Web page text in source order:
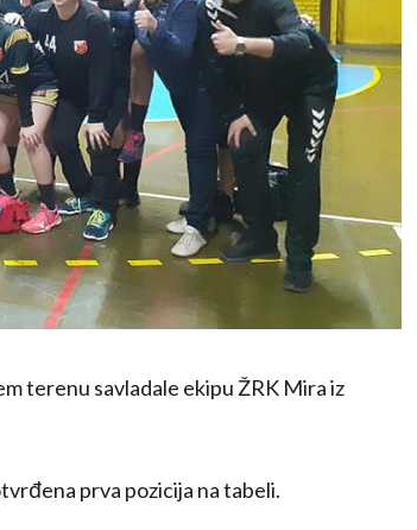
terenu savladale ekipu ŽRK Mira iz
prva pozicija na tabeli.